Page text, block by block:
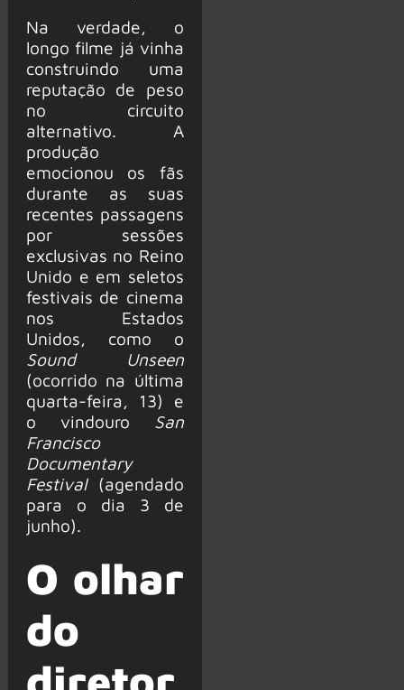
Na verdade, o
longo filme já vinha
construindo uma
reputação de peso
no circuito
alternativo. A
produção
emocionou os fãs
durante as suas
recentes passagens
por sessões
exclusivas no Reino
Unido e em seletos
festivais de cinema
nos Estados
Unidos, como o
Sound Unseen
(ocorrido na última
quarta-feira, 13) e
o vindouro San
Francisco
Documentary
Festival(agendado
para o dia 3 de
junho).
O olhar
do